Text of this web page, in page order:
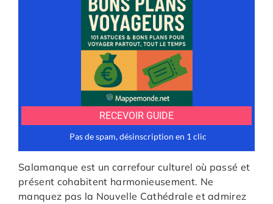
Salamanque est un carrefour culturel où passé et
présent cohabitent harmonieusement. Ne
manquez pas la Nouvelle Cathédrale et admirez